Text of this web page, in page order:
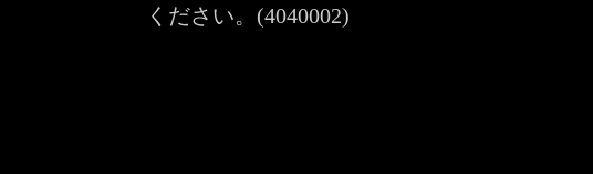
ください。(4040002)